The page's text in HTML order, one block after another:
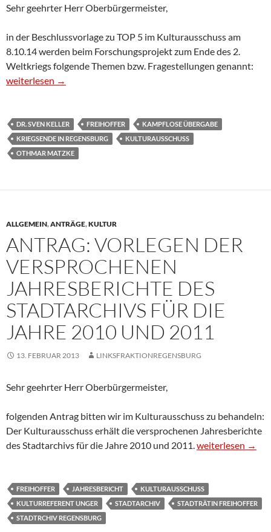
Sehr geehrter Herr Oberbürgermeister,
in der Beschlussvorlage zu TOP 5 im Kulturausschuss am
8.10.14 werden beim Forschungsprojekt zum Ende des 2.
Weltkriegs folgende Themen bzw. Fragestellungen genannt:
Regensburg im April 1945
weiterlesen →
DR. SVEN KELLER FREIHOFFER
KAMPFLOSE ÜBERGABE
KRIEGSENDE IN REGENSBURG
KULTURAUSSCHUSS
OTHMAR MATZKE
ALLGEMEIN,ANTRÄGE,KULTUR
ANTRAG: VORLEGEN DER
VERSPROCHENEN
JAHRESBERICHTE DES
STADTARCHIVS FÜR DIE
JAHRE 2010 UND 2011
13. FEBRUAR 2013 LINKSFRAKTIONREGENSBURG
Sehr geehrter Herr Oberbürgermeister,
folgenden Antrag bitten wir im Kulturausschuss zu behandeln:
Der Kulturausschuss erhält die versprochenen Jahresberichte
des Stadtarchivs für die Jahre 2010 und 2011. Antrag: Vorlegen
weiterlesen →
FREIHOFFER JAHRESBERICHT
KULTURAUSSCHUSS
KULTURREFERENT UNGER
STADTARCHIV
STADTRÄTIN FREIHOFFER
STADTRCHIV REGENSBURG